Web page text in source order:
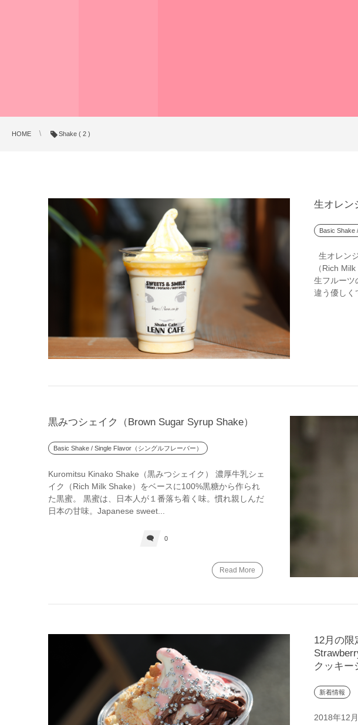
HOME Shake ( 2 )
生オレン
Basic Shake
生オレン
（Rich
生フルーツ
違う優しく
黒みつシェイク（Brown Sugar Syrup Shake）
Basic Shake / Single Flavor（シングルフレーバー）
Kuromitsu Kinako Shake（黒みつシェイク） 濃厚牛乳シェ
イク（Rich Milk Shake）をベースに100%黒糖から作られ
た黒蜜。 黒蜜は、日本人が１番落ち着く味。慣れ親しんだ
日本の甘味。Japanese sweet...
0
Read More
12月の限
クッキー
新着情報
2018年12